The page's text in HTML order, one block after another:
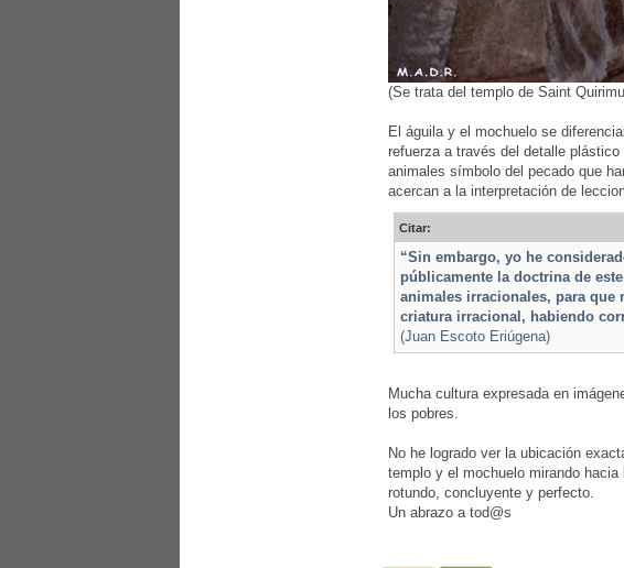
(Se trata del templo de Saint
El águila y el mochuelo se
refuerza a través del detalle
animales símbolo del pecado que
acercan a la interpretación de
Citar:
“Sin embargo, yo he
públicamente la doctrina de
animales irracionales, para que
criatura irracional, habiendo
(Juan Escoto Eriúgena)
Mucha cultura expresada en
los pobres.
No he logrado ver la ubicación
templo y el mochuelo mirando
rotundo, concluyente y perfecto.
Un abrazo a tod@s